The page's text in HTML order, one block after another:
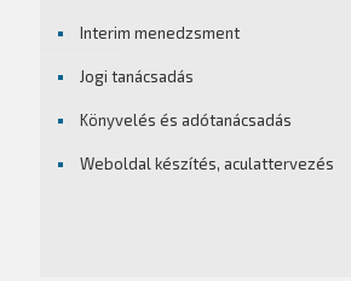
Interim menedzsment
Jogi tanácsadás
Könyvelés és adótanácsadás
Weboldal készítés, aculattervezés